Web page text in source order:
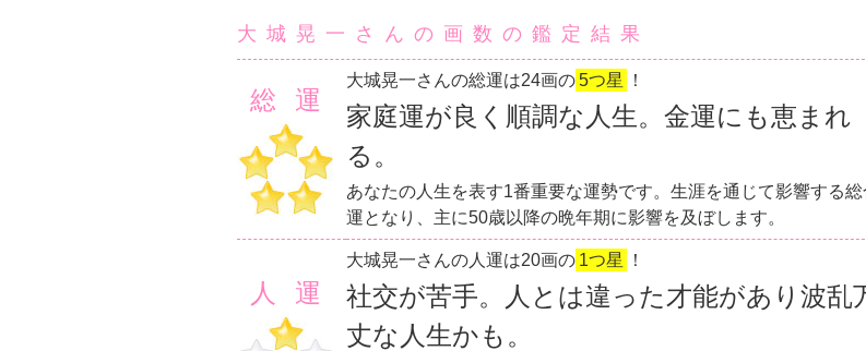
大城晃一さんの画数の鑑定結果
総運
大城晃一さんの総運は24画の5つ星 ！
家庭運が良く順調な人生。金運にも恵まれ
る。
あなたの人生を表す1番重要な運勢です。生涯を通じて影響する総
運となり、主に50歳以降の晩年期に影響を及ぼします。
人運
大城晃一さんの人運は20画の 1つ星 ！
社交が苦手。人とは違った才能があり波乱
丈な人生かも。